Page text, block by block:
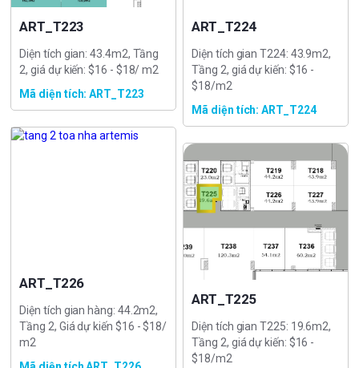
ART_T223
Diện tích gian: 43.4m2, Tầng
2, giá dự kiến: $16 - $18/ m2
Mã diện tích: ART_T223
ART_T224
Diện tích gian T224: 43.9m2,
Tầng 2, giá dự kiến: $16 -
$18/m2
Mã diện tích: ART_T224
ART_T226
Diện tích gian hàng: 44.2m2,
Tầng 2, Giá dự kiến $16 - $18/
m2
ART_T225
Diện tích gian T225: 19.6m2,
Tầng 2, giá dự kiến: $16 -
$18/m2